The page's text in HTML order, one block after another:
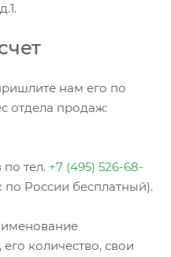
нам его по
отдела продаж:
тел. +7 (495) 526-68-
по России бесплатный).
количество, свои